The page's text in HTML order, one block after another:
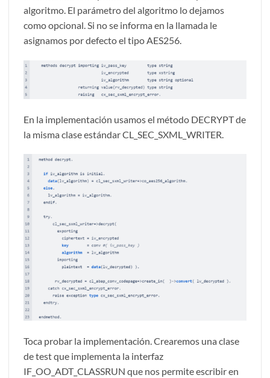
algoritmo. El parámetro del algoritmo lo dejamos
como opcional. Si no se informa en la llamada le
asignamos por defecto el tipo AES256.
En la implementación usamos el método DECRYPT de
la misma clase estándar CL_SEC_SXML_WRITER.
Toca probar la implementación. Crearemos una clase
de test que implementa la interfaz
IF_OO_ADT_CLASSRUN que nos permite escribir en